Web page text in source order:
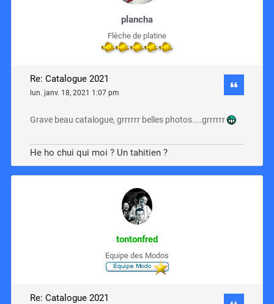
plancha
Flèche de platine
Re: Catalogue 2021
lun. janv. 18, 2021 1:07 pm
Grave beau catalogue, grrrrrr belles photos....grrrrrr
He ho chui qui moi ? Un tahitien ?
tontonfred
Equipe des Modos
Re: Catalogue 2021